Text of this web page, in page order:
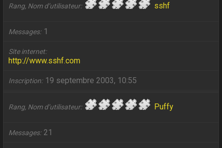
Rang, Nom d’utilisateur sshf
Messages 1
Site internet
http://www.sshf.com
Inscription 19 septembre 2003, 10:55
Rang, Nom d’utilisateur Puffy
Messages 21